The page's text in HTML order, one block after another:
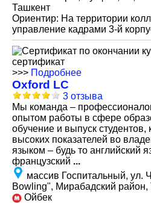
Ташкент
Ориентир: На территории
управление кадрами 3-й
сертификат
>>> Подробнее
Oxford LC
3 отзыва
Мы команда –
опытом работы в сфере
обучение и выпуск
высоких показателей во
языком – будь то английский
французский ...
массив Госпитальный, ул.
Bowling", Мирабадский район,
Ойбек